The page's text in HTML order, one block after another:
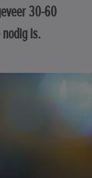
30-60
is.